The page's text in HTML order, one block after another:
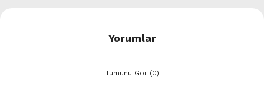
Yorumlar
Tümünü Gör (0)